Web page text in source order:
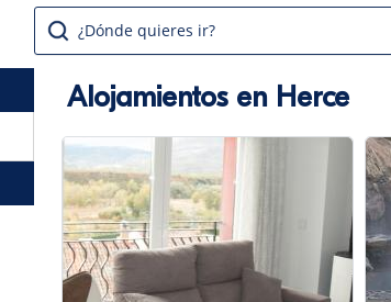
¿Dónde quieres ir?
Alojamientos en Herce